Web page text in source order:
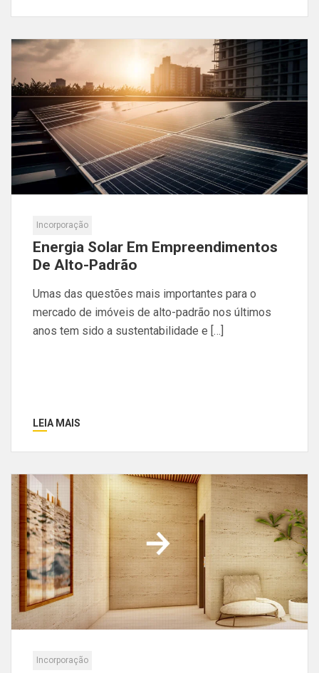
Incorporação
Energia Solar Em Empreendimentos
De Alto-Padrão
Umas das questões mais importantes para o
mercado de imóveis de alto-padrão nos últimos
anos tem sido a sustentabilidade e […]
LEIA MAIS
Incorporação